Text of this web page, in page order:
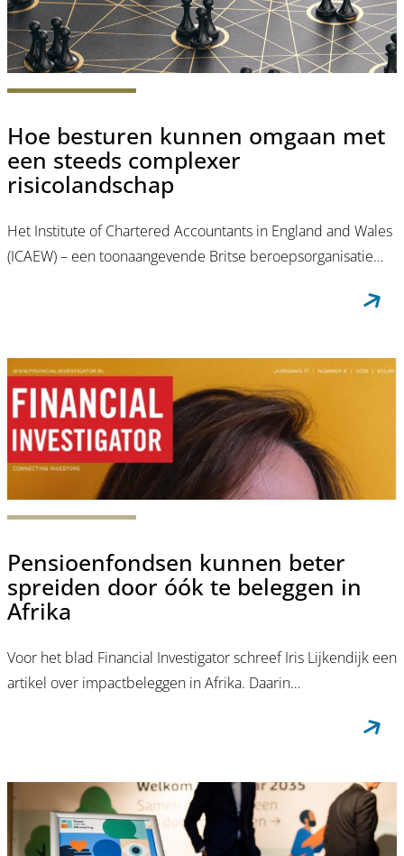
Hoe besturen kunnen omgaan met
een steeds complexer
risicolandschap
Het Institute of Chartered Accountants in England and Wales
(ICAEW) – een toonaangevende Britse beroepsorganisatie…
Pensioenfondsen kunnen beter
spreiden door óók te beleggen in
Afrika
Voor het blad Financial Investigator schreef Iris Lijkendijk een
artikel over impactbeleggen in Afrika. Daarin…